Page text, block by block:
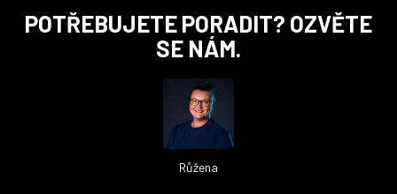
POTŘEBUJETE PORADIT? OZVĚTE
SE NÁM.
Růžena